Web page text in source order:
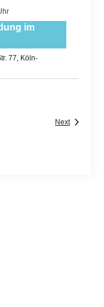
im
77, Köln-
NextEvents